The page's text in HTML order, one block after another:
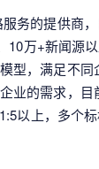
务的提供商
10万+新闻源
型，满足不
业的需求，
以上，多个